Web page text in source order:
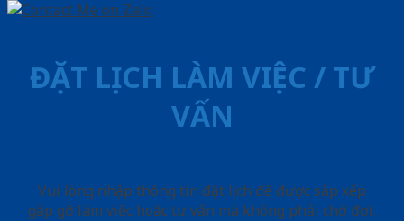
ĐẶT LỊCH LÀM VIỆC / TƯ
VẤN
Vui lòng nhập thông tin đặt lịch để được sắp xếp
gặp gỡ làm việc hoăc tư vấn mà không phải chờ đợi.